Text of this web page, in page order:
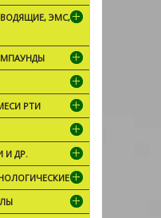
ЭМС,
РТИ
И ДР.